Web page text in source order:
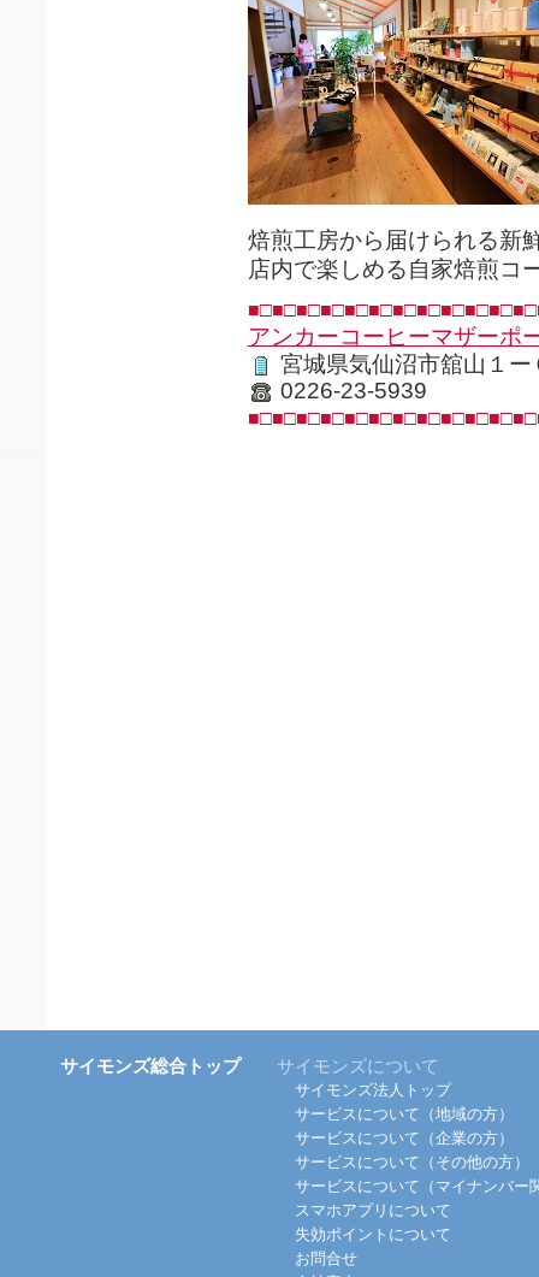
焙煎工房から届けられる新
店内で楽しめる自家焙煎コ
アンカーコーヒーマザーポ
宮城県気仙沼市舘山１ー
0226-23-5939
サイモンズ総合トップ サイモンズについて
サイモンズ法人トップ
サービスについて（地域の方）
サービスについて（企業の方）
サービスについて（その他の方）
サービスについて（マイナンバー
スマホアプリについて
失効ポイントについて
お問合せ